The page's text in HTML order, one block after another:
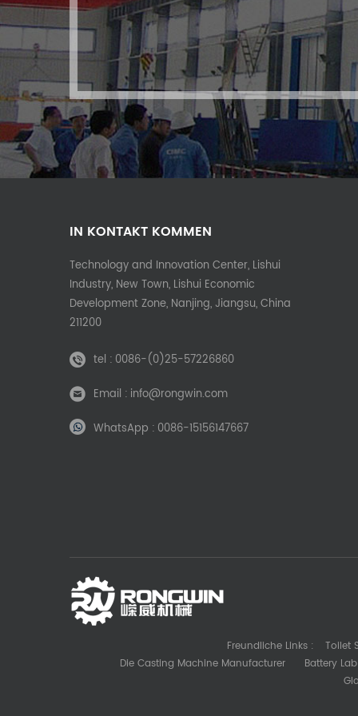
IN KONTAKT KOMMEN
Technology and Innovation Center, Lishui
Industry, New Town, Lishui Economic
Development Zone, Nanjing, Jiangsu, China
211200
tel : 0086-(0)25-57226860
Email : info@rongwin.com
WhatsApp : 0086-15156147667
Freundliche Links : Toilet
Die Casting Machine Manufacturer
Battery